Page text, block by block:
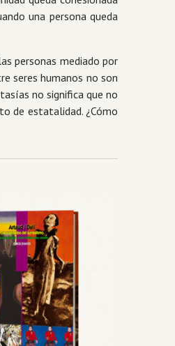
una persona queda
personas mediado por
seres humanos no son
no significa que no
de estatalidad. ¿Cómo